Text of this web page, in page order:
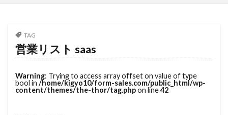
TAG
営業リスト saas
Warning: Trying to access array offset on value of type
bool in /home/kigyo10/form-sales.com/public_html/wp-
content/themes/the-thor/tag.phpon line42